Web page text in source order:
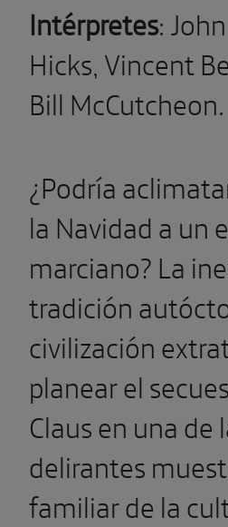
Intérpretes:
Hicks, Vincent
Bill McCutcheon.
¿Podría
la Navidad a un
marciano? La
tradición
civilización
planear el
Claus en una de
delirantes
familiar de la